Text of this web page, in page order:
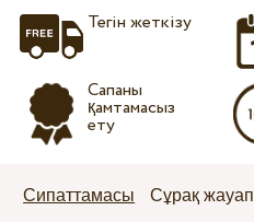
Тегін жеткізу
Сапаны
қамтамасыз
ету
Сипаттамасы Сұрақ жауап